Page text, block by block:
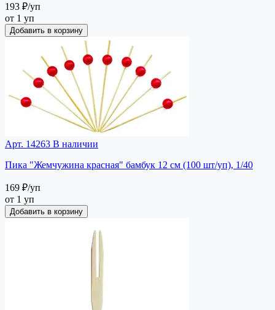
193 ₽/уп
от 1 уп
Добавить в корзину
Арт. 14263 В наличии
Пика "Жемчужина красная" бамбук 12 см (100 шт/уп), 1/40
169 ₽/уп
от 1 уп
Добавить в корзину